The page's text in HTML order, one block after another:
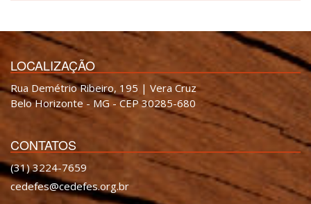
LOCALIZAÇÃO
Rua Demétrio Ribeiro, 195 | Vera Cruz
Belo Horizonte - MG - CEP 30285-680
CONTATOS
(31) 3224-7659
cedefes@cedefes.org.br